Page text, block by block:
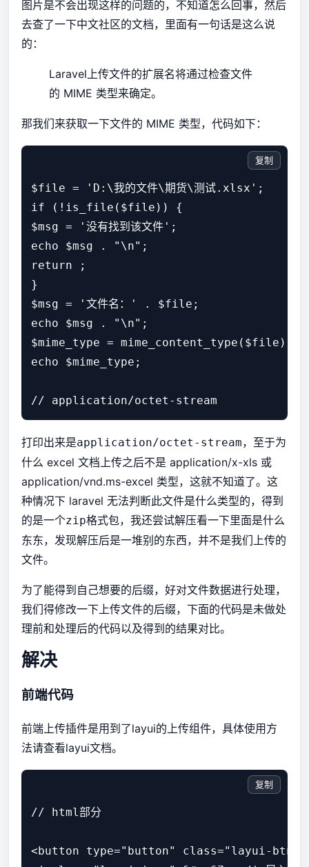
图片是不会出现这样的问题的，不知道怎么回事，然后
去查了一下中文社区的文档，里面有一句话是这么说
的：
Laravel上传文件的扩展名将通过检查文件
的 MIME 类型来确定。
那我们来获取一下文件的 MIME 类型，代码如下：
$file = 'D:\我的文件\期货\测试.xlsx';
if (!is_file($file)) {
$msg = '没有找到该文件';
echo $msg . "\n";
return ;
}
$msg = '文件名：' . $file;
echo $msg . "\n";
$mime_type = mime_content_type($file);
echo $mime_type;
复制
打印出来是application/octet-stream，至于为
什么 excel 文档上传之后不是 application/x-xls 或
application/vnd.ms-excel 类型，这就不知道了。这
种情况下 laravel 无法判断此文件是什么类型的，得到
的是一个zip格式包，我还尝试解压看一下里面是什么
东东，发现解压后是一堆别的东西，并不是我们上传的
文件。
为了能得到自己想要的后缀，好对文件数据进行处理，
我们得修改一下上传文件的后缀，下面的代码是未做处
理前和处理后的代码以及得到的结果对比。
解决
前端代码
前端上传插件是用到了layui的上传组件，具体使用方
法请查看layui文档。
// html部分
<button type="button" class="layui-btn"
复制